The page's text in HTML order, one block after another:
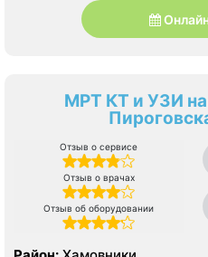
МРТ КТ и УЗИ
Отзыв о сервисе
Отзыв о врачах
Отзыв об оборудовании